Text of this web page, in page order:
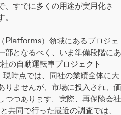
、すでに多くの用途が実用化さ
Platforms）領域にあるプロジェ
部となるべく、いま準備段階にあ
の自動運転車プロジェクト
現時点では、同社の業績全体に大
りませんが、市場に投入され、価
つつあります。実際、再保険会社
共同で行った最近の調査では、